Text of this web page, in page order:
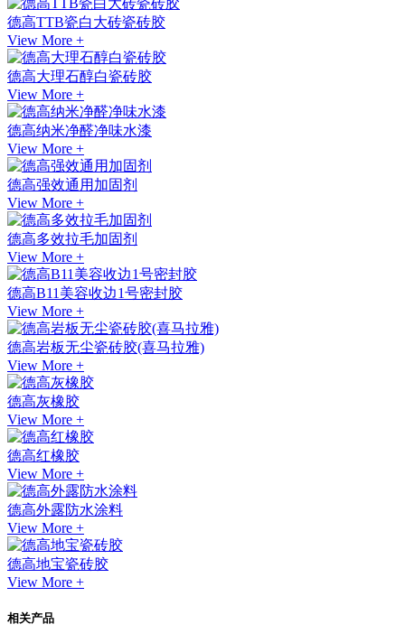
德高TTB瓷白大砖瓷砖胶
View More +
德高大理石醇白瓷砖胶
View More +
德高纳米净醛净味水漆
View More +
德高强效通用加固剂
View More +
德高多效拉毛加固剂
View More +
德高B11美容收边1号密封胶
View More +
德高岩板无尘瓷砖胶(喜马拉雅)
View More +
德高灰橡胶
View More +
德高红橡胶
View More +
德高外露防水涂料
View More +
德高地宝瓷砖胶
View More +
相关产品